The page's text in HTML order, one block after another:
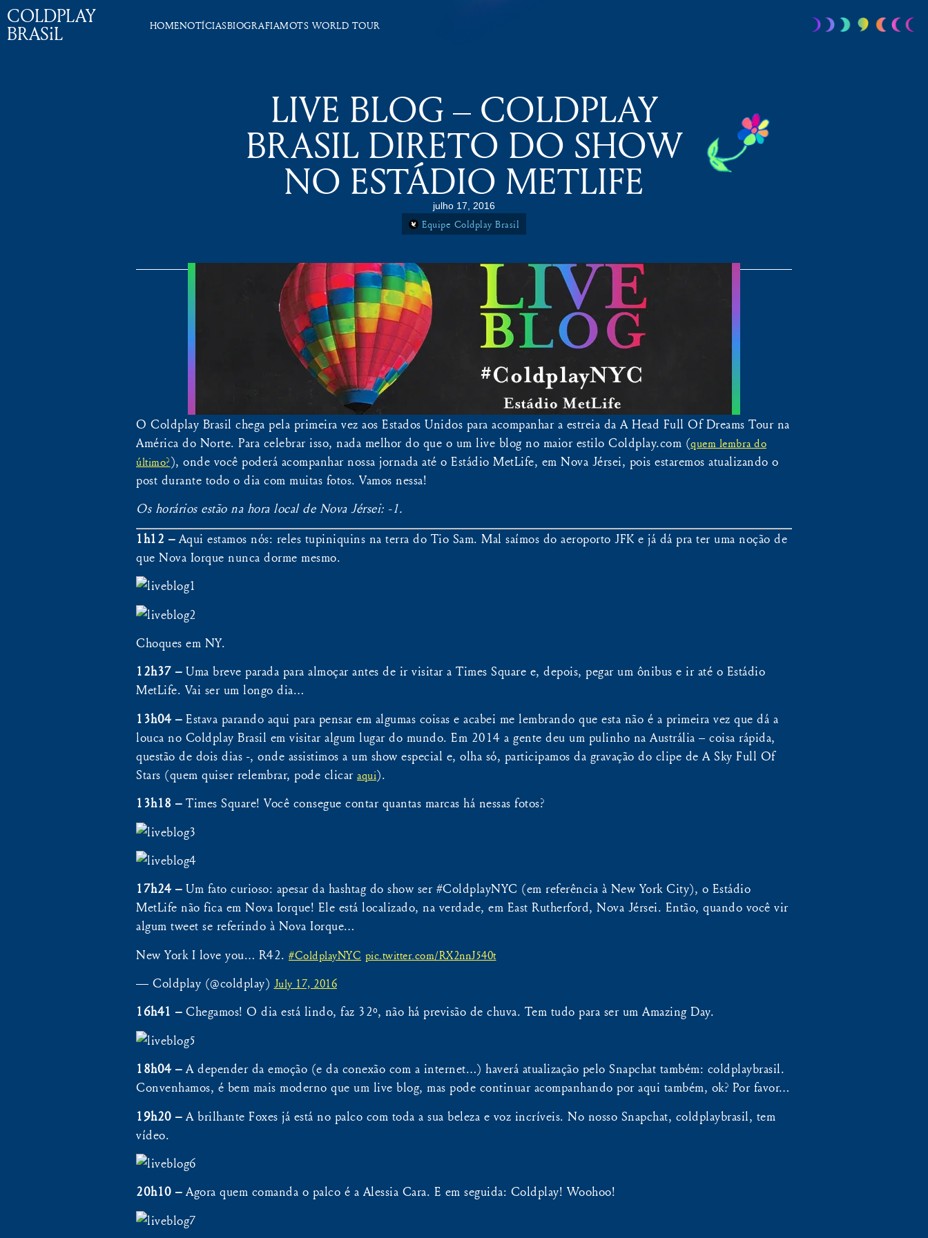
COLDPLAY
BRASiL HOMENOTÍCIASBIOGRAFIAMOTS WORLD TOUR
LIVE BLOG – COLDPLAY
BRASIL DIRETO DO SHOW
NO ESTÁDIO METLIFE
julho 17, 2016
Equipe Coldplay Brasil
O Coldplay Brasil chega pela primeira vez aos Estados Unidos para acompanhar a estreia da A Head Full Of Dreams Tour na
América do Norte. Para celebrar isso, nada melhor do que o um live blog no maior estilo Coldplay.com (quem lembra do
último?), onde você poderá acompanhar nossa jornada até o Estádio MetLife, em Nova Jérsei, pois estaremos atualizando o
post durante todo o dia com muitas fotos. Vamos nessa!
Os horários estão na hora local de Nova Jérsei: -1.
1h12 –Aqui estamos nós: reles tupiniquins na terra do Tio Sam. Mal saímos do aeroporto JFK e já dá pra ter uma noção de
que Nova Iorque nunca dorme mesmo.
Choques em NY.
12h37 –Uma breve parada para almoçar antes de ir visitar a Times Square e, depois, pegar um ônibus e ir até o Estádio
MetLife. Vai ser um longo dia…
13h04 –Estava parando aqui para pensar em algumas coisas e acabei me lembrando que esta não é a primeira vez que dá a
louca no Coldplay Brasil em visitar algum lugar do mundo. Em 2014 a gente deu um pulinho na Austrália – coisa rápida,
questão de dois dias -, onde assistimos a um show especial e, olha só, participamos da gravação do clipe de A Sky Full Of
Stars (quem quiser relembrar, pode clicar aqui).
13h18 – Times Square! Você consegue contar quantas marcas há nessas fotos?
17h24 – Um fato curioso: apesar da hashtag do show ser #ColdplayNYC (em referência à New York City), o Estádio
MetLife não fica em Nova Iorque! Ele está localizado, na verdade, em East Rutherford, Nova Jérsei. Então, quando você vir
algum tweet se referindo à Nova Iorque…
New York I love you… R42. #ColdplayNYC pic.twitter.com/RX2nnJ540t
— Coldplay (@coldplay) July 17, 2016
16h41 –Chegamos! O dia está lindo, faz 32º, não há previsão de chuva. Tem tudo para ser um Amazing Day.
18h04 – A depender da emoção (e da conexão com a internet…) haverá atualização pelo Snapchat também: coldplaybrasil.
Convenhamos, é bem mais moderno que um live blog, mas pode continuar acompanhando por aqui também, ok? Por favor…
19h20 – A brilhante Foxes já está no palco com toda a sua beleza e voz incríveis. No nosso Snapchat, coldplaybrasil, tem
vídeo.
20h10 – Agora quem comanda o palco é a Alessia Cara. E em seguida: Coldplay! Woohoo!